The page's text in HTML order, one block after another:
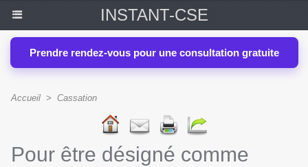
INSTANT-CSE
Prendre rendez-vous pour une consultation gratuite
Accueil > Cassation
Pour être désigné comme